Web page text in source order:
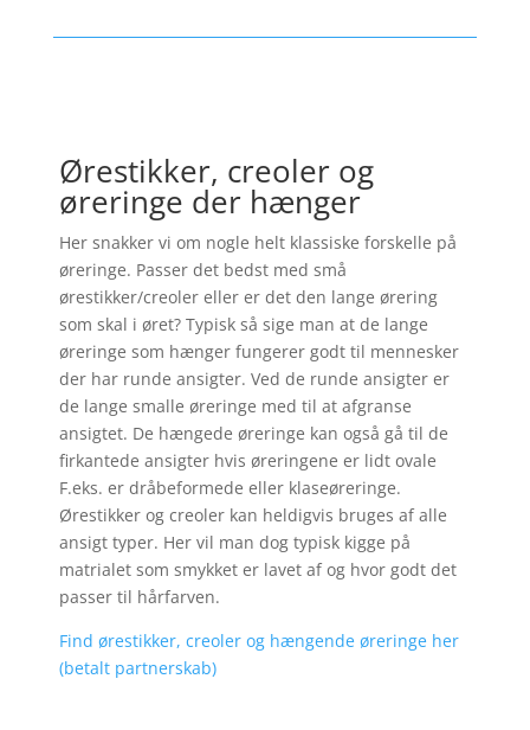
Ørestikker, creoler og
øreringe der hænger
Her snakker vi om nogle helt klassiske forskelle på
øreringe. Passer det bedst med små
ørestikker/creoler eller er det den lange ørering
som skal i øret? Typisk så sige man at de lange
øreringe som hænger fungerer godt til mennesker
der har runde ansigter. Ved de runde ansigter er
de lange smalle øreringe med til at afgranse
ansigtet. De hængede øreringe kan også gå til de
firkantede ansigter hvis øreringene er lidt ovale
F.eks. er dråbeformede eller klaseøreringe.
Ørestikker og creoler kan heldigvis bruges af alle
ansigt typer. Her vil man dog typisk kigge på
matrialet som smykket er lavet af og hvor godt det
passer til hårfarven.
Find ørestikker, creoler og hængende øreringe her
(betalt partnerskab)